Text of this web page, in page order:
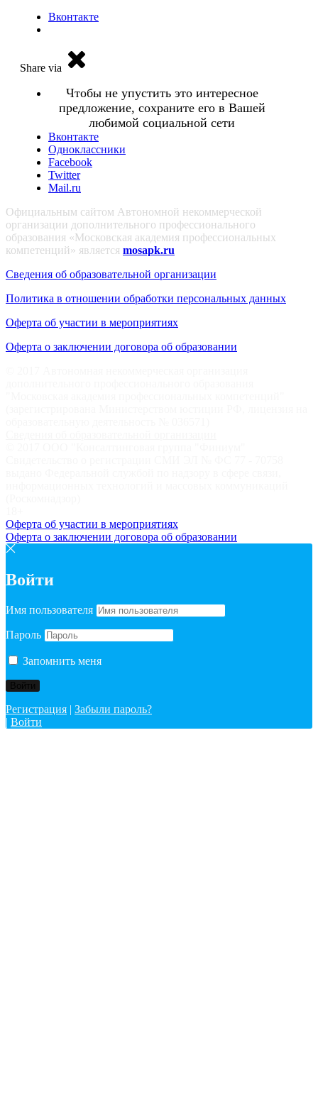
Вконтакте
Share via
Чтобы не упустить это интересное
предложение, сохраните его в Вашей
любимой социальной сети
Вконтакте
Одноклассники
Facebook
Twitter
Mail.ru
Официальным сайтом Автономной некоммерческой
организации дополнительного профессионального
образования «Московская академия профессиональных
компетенций» является mosapk.ru
Сведения об образовательной организации
Политика в отношении обработки персональных данных
Оферта об участии в мероприятиях
Оферта о заключении договора об образовании
Оферта об участии в мероприятиях
Оферта о заключении договора об образовании
Войти
Имя пользователя
Пароль
Запомнить меня
Регистрация | Забыли пароль?
| Войти